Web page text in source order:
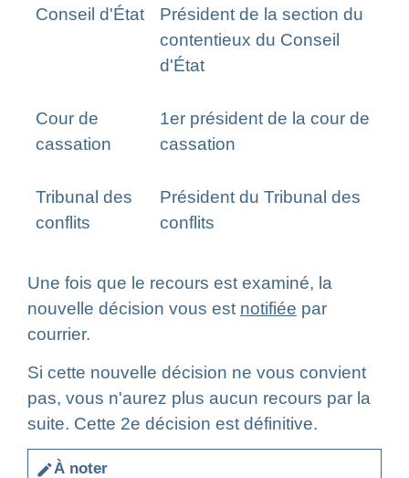
Conseil d'État
Président de la section du
contentieux du Conseil
d'État
Cour de
cassation
1er président de la cour de
cassation
Tribunal des
conflits
Président du Tribunal des
conflits
Une fois que le recours est examiné, la
nouvelle décision vous est notifiée par
courrier.
Si cette nouvelle décision ne vous convient
pas, vous n'aurez plus aucun recours par la
suite. Cette 2e décision est définitive.
editÀ noter